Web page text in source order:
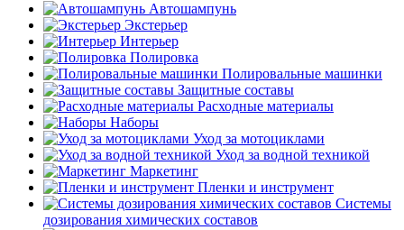
Автошампунь
Экстерьер
Интерьер
Полировка
Полировальные машинки
Защитные составы
Расходные материалы
Наборы
Уход за мотоциклами
Уход за водной техникой
Маркетинг
Пленки и инструмент
Системы
дозирования химических составов